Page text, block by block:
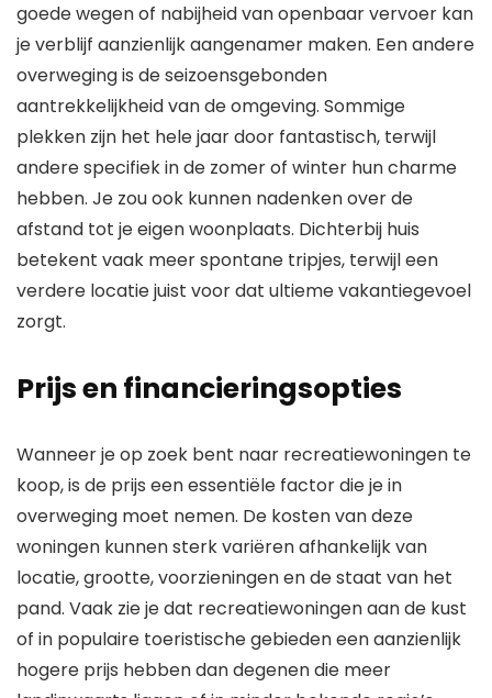
goede wegen of nabijheid van openbaar vervoer kan
je verblijf aanzienlijk aangenamer maken. Een andere
overweging is de seizoensgebonden
aantrekkelijkheid van de omgeving. Sommige
plekken zijn het hele jaar door fantastisch, terwijl
andere specifiek in de zomer of winter hun charme
hebben. Je zou ook kunnen nadenken over de
afstand tot je eigen woonplaats. Dichterbij huis
betekent vaak meer spontane tripjes, terwijl een
verdere locatie juist voor dat ultieme vakantiegevoel
zorgt.
Prijs en financieringsopties
Wanneer je op zoek bent naar recreatiewoningen te
koop, is de prijs een essentiële factor die je in
overweging moet nemen. De kosten van deze
woningen kunnen sterk variëren afhankelijk van
locatie, grootte, voorzieningen en de staat van het
pand. Vaak zie je dat recreatiewoningen aan de kust
of in populaire toeristische gebieden een aanzienlijk
hogere prijs hebben dan degenen die meer